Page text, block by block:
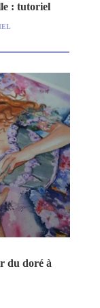
: tutoriel
du doré à